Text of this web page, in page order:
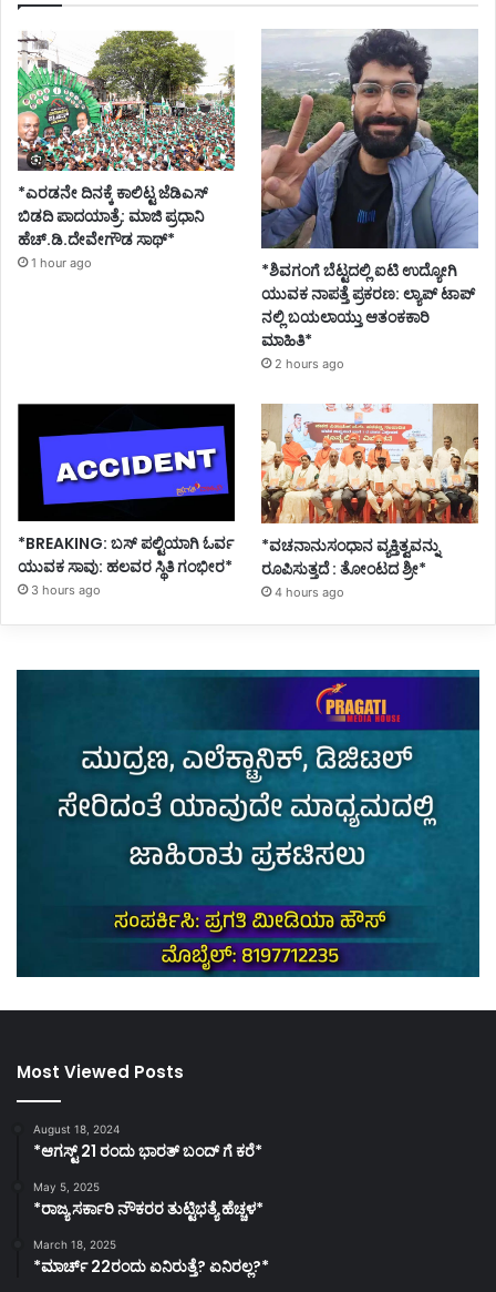
*ಎರಡನೇ ದಿನಕ್ಕೆ ಕಾಲಿಟ್ಟ ಜೆಡಿಎಸ್
ಬಿಡದಿ ಪಾದಯಾತ್ರೆ: ಮಾಜಿ ಪ್ರಧಾನಿ
ಹೆಚ್.ಡಿ.ದೇವೇಗೌಡ ಸಾಥ್*
1 hour ago
*ಶಿವಗಂಗೆ ಬೆಟ್ಟದಲ್ಲಿ ಐಟಿ ಉದ್ಯೋಗಿ
ಯುವಕ ನಾಪತ್ತೆ ಪ್ರಕರಣ: ಲ್ಯಾಪ್ ಟಾಪ್
ನಲ್ಲಿ ಬಯಲಾಯ್ತು ಆತಂಕಕಾರಿ
ಮಾಹಿತಿ*
2 hours ago
*BREAKING: ಬಸ್ ಪಲ್ಟಿಯಾಗಿ ಓರ್ವ
ಯುವಕ ಸಾವು: ಹಲವರ ಸ್ಥಿತಿ ಗಂಭೀರ*
3 hours ago
*ವಚನಾನುಸಂಧಾನ ವ್ಯಕ್ತಿತ್ವವನ್ನು
ರೂಪಿಸುತ್ತದೆ : ತೋಂಟದ ಶ್ರೀ*
4 hours ago
Most Viewed Posts
August 18, 2024
*ಆಗಸ್ಟ್ 21 ರಂದು ಭಾರತ್‌ ಬಂದ್‌ ಗೆ ಕರೆ*
May 5, 2025
*ರಾಜ್ಯ ಸರ್ಕಾರಿ ನೌಕರರ ತುಟ್ಟಿಭತ್ಯೆ ಹೆಚ್ಚಳ*
March 18, 2025
*ಮಾರ್ಚ್ 22ರಂದು ಏನಿರುತ್ತೆ? ಏನಿರಲ್ಲ?*